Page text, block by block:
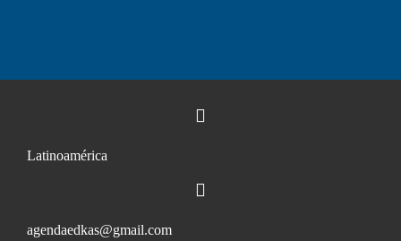
Latinoamérica
agendaedkas@gmail.com